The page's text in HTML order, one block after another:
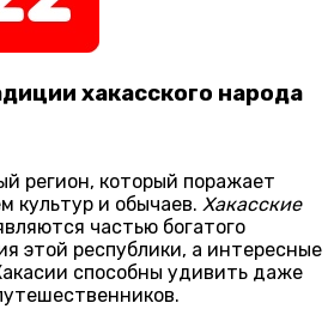
хакасского народа
регион, который поражает
культур и обычаев. Хакасские
частью богатого
этой республики, а интересные
способны удивить даже